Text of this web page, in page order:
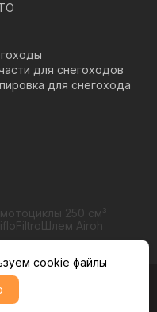
для снегоходов
для снегохода
250 см³
Шлем Airoh
данных
cookie файлы